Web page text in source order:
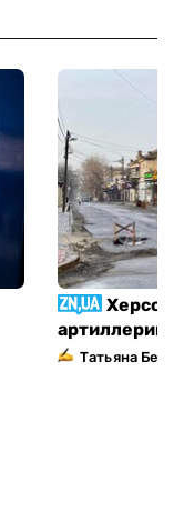
Татьяна